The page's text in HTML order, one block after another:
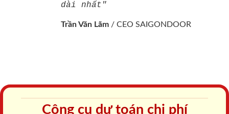
dài nhất"
Trần Văn Lãm / CEO SAIGONDOOR
Công cụ dự toán chi phí